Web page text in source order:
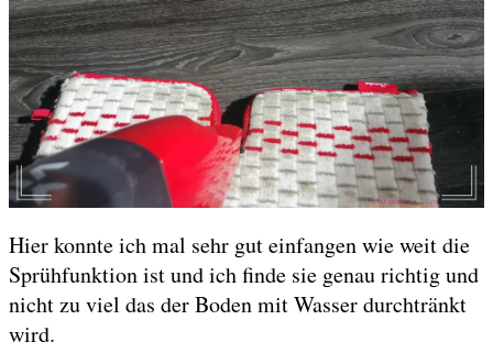
Hier konnte ich mal sehr gut einfangen wie weit die
Sprühfunktion ist und ich finde sie genau richtig und
nicht zu viel das der Boden mit Wasser durchtränkt
wird.